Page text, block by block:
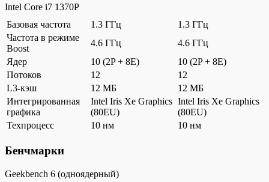
Intel Core i7 1370P
Базовая частота
1.3 ГГц
1.3 ГГц
Частота в режиме
Boost
4.6 ГГц
4.6 ГГц
Ядер
10 (2P + 8E)
10 (2P + 8E)
Потоков
12
12
L3-кэш
12 МБ
12 МБ
Интегрированная
графика
Intel Iris Xe Graphics
(80EU)
Intel Iris Xe Graphics
(80EU)
Техпроцесс
10 нм 10 нм
Бенчмарки
Geekbench 6 (одноядерный)